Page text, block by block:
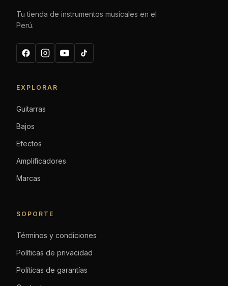
Tu tienda de instrumentos musicales en el
Perú.
EXPLORAR
Guitarras
Bajos
Efectos
Amplificadores
Marcas
SOPORTE
Términos y condiciones
Políticas de privacidad
Políticas de garantías